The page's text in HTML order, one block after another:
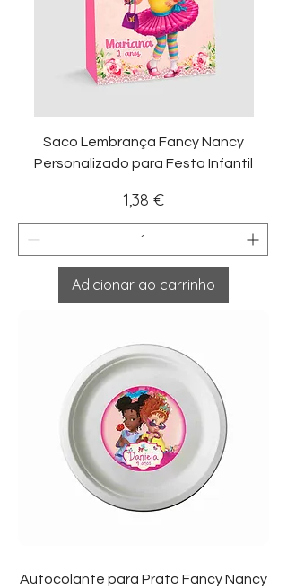
Saco Lembrança Fancy Nancy
Personalizado para Festa Infantil
Preço
1,38 €
Adicionar ao carrinho
Autocolante para Prato Fancy Nancy